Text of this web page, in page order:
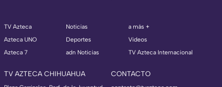
TV Azteca
Azteca UNO
Azteca 7
Noticias
Deportes
adn Noticias
a más +
Videos
TV Azteca Internacional
TV AZTECA CHIHUAHUA CONTACTO